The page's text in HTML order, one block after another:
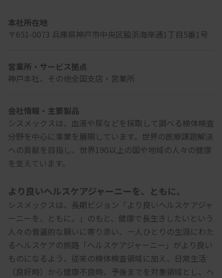
本社所在地
〒651-0073 兵庫県神戸市中央区脇浜海岸通1丁目5番1号
営業所・サービス拠点
神戸本社、その他全国支店・営業所
会社情報・主要製品
シスメックスは、血液や尿などを採取して調べる検体検査
分野を中心に事業を展開しています。世界の医療課題解決
への貢献を目指し、世界190以上の国や地域の人々の健康
を支えています。
より良いヘルスケアジャーニーを、ともに。
シスメックスは、長期ビジョン「より良いヘルスケアジャ
ーニーを、ともに。」のもと、健康で長生きしたいという
人々の普遍的な願いに寄り添い、一人ひとりの生涯にわた
るヘルスケアの旅路「ヘルスケアジャーニー」がより良い
ものになるよう、従来の検体検査領域に加え、日常生活
（良好時）から健康不良時、予後までを対象領域とし、ヘ